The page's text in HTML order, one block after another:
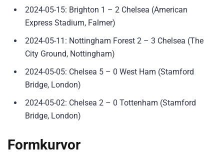
2024-05-15: Brighton 1 – 2 Chelsea (American
Express Stadium, Falmer)
2024-05-11: Nottingham Forest 2 – 3 Chelsea (The
City Ground, Nottingham)
2024-05-05: Chelsea 5 – 0 West Ham (Stamford
Bridge, London)
2024-05-02: Chelsea 2 – 0 Tottenham (Stamford
Bridge, London)
Formkurvor